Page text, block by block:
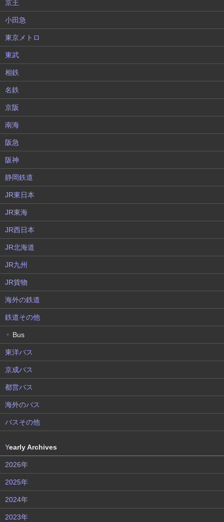
京王
小田急
東京メトロ
東武
相鉄
名鉄
京阪
南海
阪急
阪神
静岡鉄道
JR東日本
JR東海
JR西日本
JR北海道
JR九州
JR貨物
海外の鉄道
鉄道その他
▼ Bus
東洋バス
京成バス
都営バス
海外のバス
バスその他
Yearly Archives
2026年
2025年
2024年
2023年